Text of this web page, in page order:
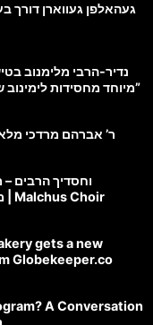
געהאלפן געווארן דורך
נדיר-הרבי מלימנוב
מיוחד מחסידות לימינוב שרים את השיר “השיבנו”
ר’ אברהם מרדכי
וחסדיך הרבים
מושקוביץ, שרוליק ברזל | Malchus Choir
gets a new
Globekeeper.co
A Conversation